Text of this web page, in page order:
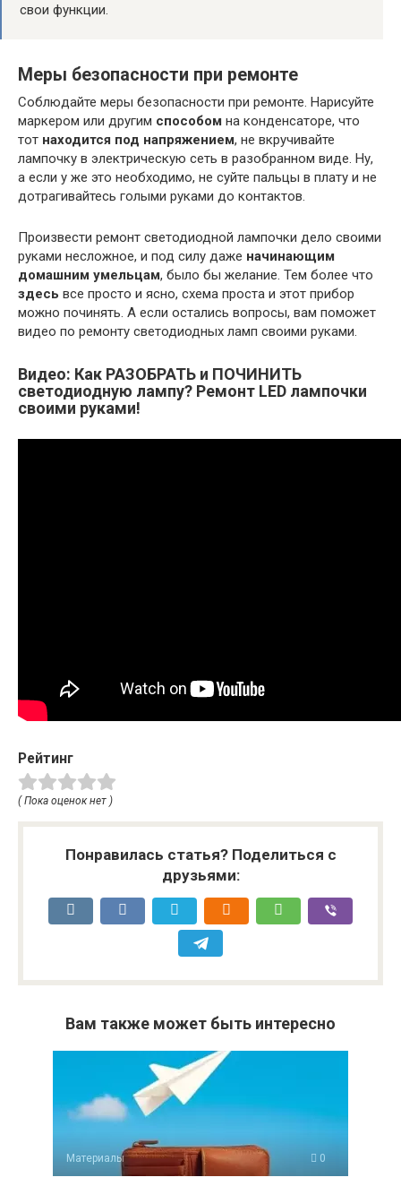
свои функции.
Меры безопасности при ремонте
Соблюдайте меры безопасности при ремонте. Нарисуйте
маркером или другим способом на конденсаторе, что
тот находится под напряжением, не вкручивайте
лампочку в электрическую сеть в разобранном виде. Ну,
а если у же это необходимо, не суйте пальцы в плату и не
дотрагивайтесь голыми руками до контактов.
Произвести ремонт светодиодной лампочки дело своими
руками несложное, и под силу даже начинающим
домашним умельцам, было бы желание. Тем более что
здесь все просто и ясно, схема проста и этот прибор
можно починять. А если остались вопросы, вам поможет
видео по ремонту светодиодных ламп своими руками.
Видео: Как РАЗОБРАТЬ и ПОЧИНИТЬ
светодиодную лампу? Ремонт LED лампочки
своими руками!
Рейтинг
( Пока оценок нет )
Понравилась статья? Поделиться с
друзьями:
Вам также может быть интересно
Материалы 0